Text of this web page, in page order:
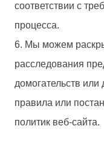
соответствии с
процесса.
6. Мы можем
расследования
домогательств
правила или
политик веб-сайта.